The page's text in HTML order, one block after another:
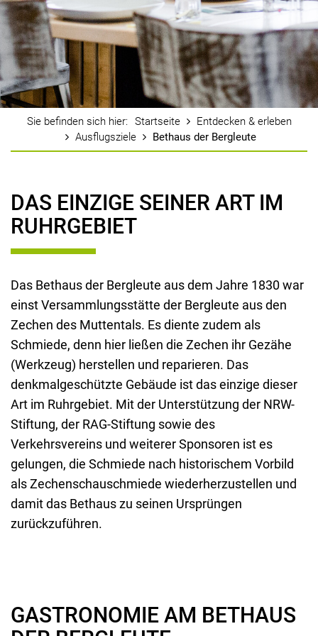
Startseite
Entdecken & erleben
Ausflugsziele
Bethaus der Bergleute
DAS EINZIGE SEINER ART IM
RUHRGEBIET
Das Bethaus der Bergleute aus dem Jahre 1830 war
einst Versammlungsstätte der Bergleute aus den
Zechen des Muttentals. Es diente zudem als
Schmiede, denn hier ließen die Zechen ihr Gezähe
(Werkzeug) herstellen und reparieren. Das
denkmalgeschützte Gebäude ist das einzige dieser
Art im Ruhrgebiet. Mit der Unterstützung der NRW-
Stiftung, der RAG-Stiftung sowie des
Verkehrsvereins und weiterer Sponsoren ist es
gelungen, die Schmiede nach historischem Vorbild
als Zechenschauschmiede wiederherzustellen und
damit das Bethaus zu seinen Ursprüngen
zurückzuführen.
GASTRONOMIE AM BETHAUS